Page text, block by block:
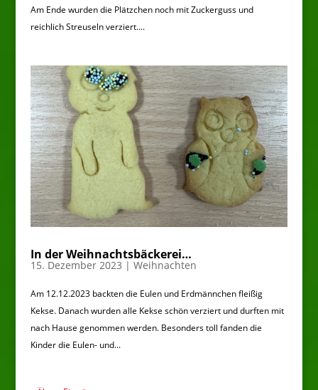
Am Ende wurden die Plätzchen noch mit Zuckerguss und
reichlich Streuseln verziert....
In der Weihnachtsbäckerei…
15. Dezember 2023 | Weihnachten
Am 12.12.2023 backten die Eulen und Erdmännchen fleißig
Kekse. Danach wurden alle Kekse schön verziert und durften mit
nach Hause genommen werden. Besonders toll fanden die
Kinder die Eulen- und...